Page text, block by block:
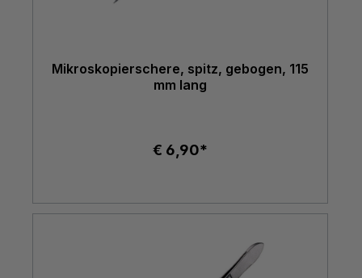
Mikroskopierschere, spitz, gebogen, 115
mm lang
€ 6,90*